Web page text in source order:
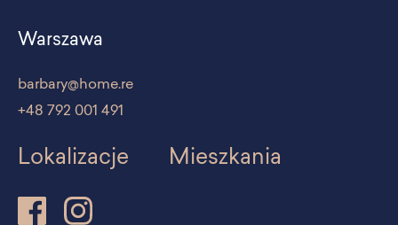
Warszawa
barbary@home.re
+48 792 001 491
Lokalizacje Mieszkania